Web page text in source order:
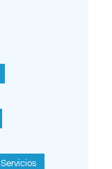
Servicios